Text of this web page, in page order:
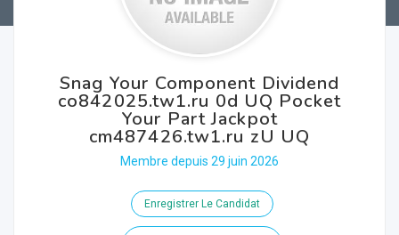
Snag Your Component Dividend
co842025.tw1.ru 0d UQ Pocket
Your Part Jackpot
cm487426.tw1.ru zU UQ
Membre depuis 29 juin 2026
Enregistrer Le Candidat